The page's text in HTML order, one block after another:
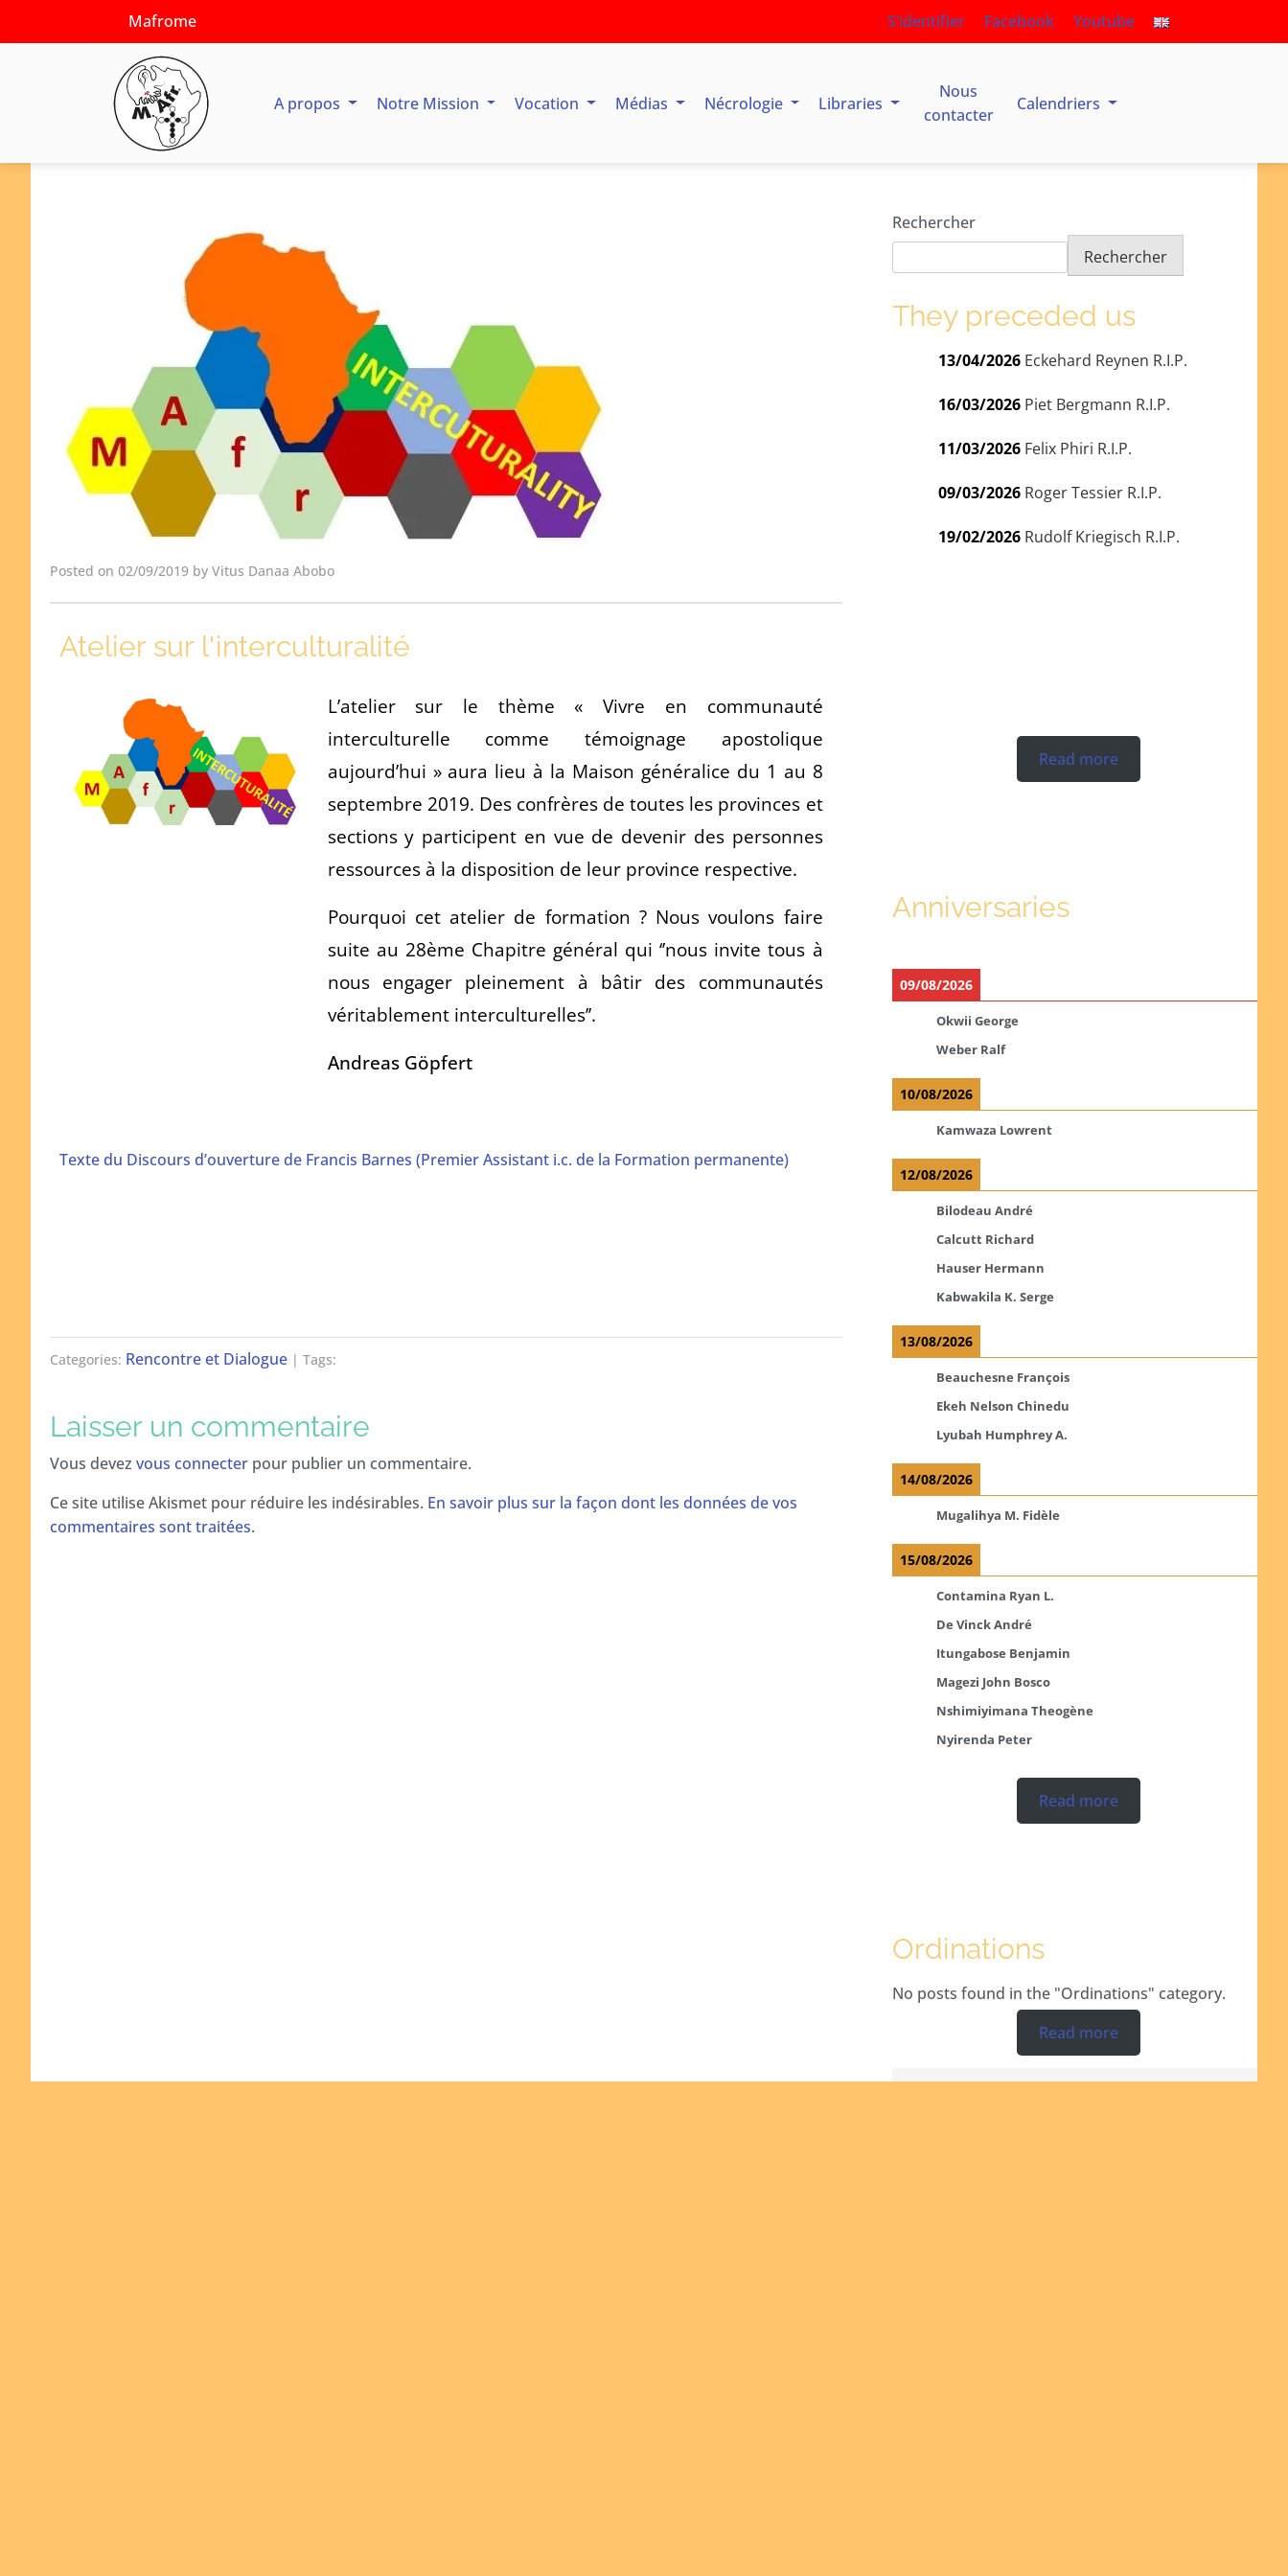
Mafrome S’identifier Facebook Youtube
A propos Notre Mission Vocation Médias Nécrologie Libraries
Nous
contacter
Calendriers
Posted on 02/09/2019 by Vitus Danaa Abobo
Atelier sur l'interculturalité
L’atelier sur le thème « Vivre en communauté
interculturelle comme témoignage apostolique
aujourd’hui » aura lieu à la Maison généralice du 1 au 8
septembre 2019. Des confrères de toutes les provinces et
sections y participent en vue de devenir des personnes
ressources à la disposition de leur province respective.
Pourquoi cet atelier de formation ? Nous voulons faire
suite au 28ème Chapitre général qui ‘’nous invite tous à
nous engager pleinement à bâtir des communautés
véritablement interculturelles’’.
Andreas Göpfert
Texte du Discours d’ouverture de Francis Barnes (Premier Assistant i.c. de la Formation permanente)
Categories: Rencontre et Dialogue | Tags:
Laisser un commentaire
Vous devez vous connecter pour publier un commentaire.
Ce site utilise Akismet pour réduire les indésirables. En savoir plus sur la façon dont les données de vos
commentaires sont traitées.
Rechercher
Rechercher
They preceded us
13/04/2026 Eckehard Reynen R.I.P.
16/03/2026 Piet Bergmann R.I.P.
11/03/2026 Felix Phiri R.I.P.
09/03/2026 Roger Tessier R.I.P.
19/02/2026 Rudolf Kriegisch R.I.P.
Read more
Anniversaries
09/08/2026
Okwii George
Weber Ralf
10/08/2026
Kamwaza Lowrent
12/08/2026
Bilodeau André
Calcutt Richard
Hauser Hermann
Kabwakila K. Serge
13/08/2026
Beauchesne François
Ekeh Nelson Chinedu
Lyubah Humphrey A.
14/08/2026
Mugalihya M. Fidèle
15/08/2026
Contamina Ryan L.
De Vinck André
Itungabose Benjamin
Magezi John Bosco
Nshimiyimana Theogène
Nyirenda Peter
Read more
Ordinations
No posts found in the "Ordinations" category.
Read more